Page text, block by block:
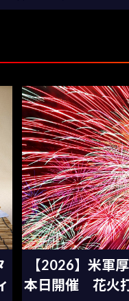
【2026】米軍
本日開催 花火